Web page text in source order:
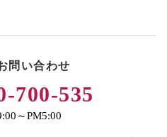
問い合わせ
700-535
～PM5:00